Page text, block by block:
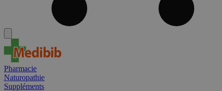
Pharmacie
Naturopathie
Suppléments